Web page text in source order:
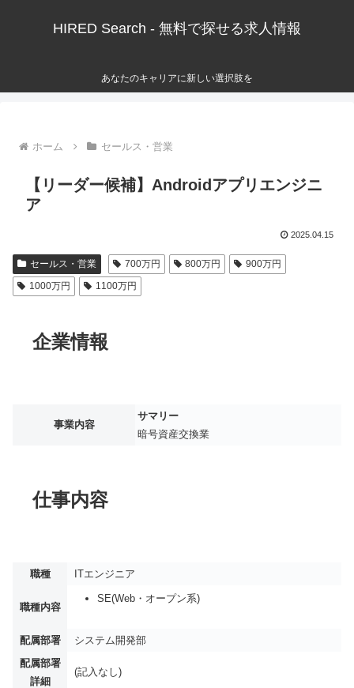
HIRED Search - 無料で探せる求人情報
あなたのキャリアに新しい選択肢を
ホーム セールス・営業
【リーダー候補】Androidアプリエンジニ
ア
2025.04.15
セールス・営業 700万円 800万円
900万円
1000万円
1100万円
企業情報
事業内容
サマリー
暗号資産交換業
仕事内容
職種 ITエンジニア
職種内容
SE(Web・オープン系)
配属部署
システム開発部
配属部署
詳細
(記入なし)